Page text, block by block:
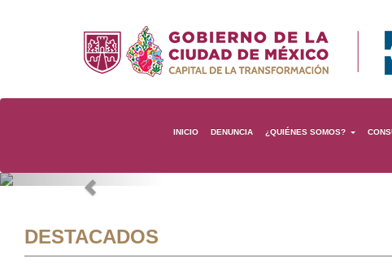
INICIO DENUNCIA ¿QUIÉNES SOMOS?
Previous
DESTACADOS